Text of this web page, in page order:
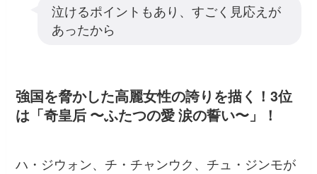
泣けるポイントもあり、すごく見応えが
あったから
強国を脅かした高麗女性の誇りを描く！3位
は「奇皇后 〜ふたつの愛 涙の誓い〜」！
ハ・ジウォン、チ・チャンウク、チュ・ジンモが